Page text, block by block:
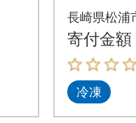
県産本
柵セッ
長崎県松浦
寄付金額
冷凍